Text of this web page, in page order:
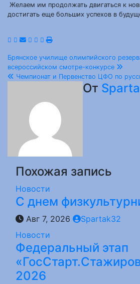
Желаем им продолжать двигаться к
достигать еще больших успехов в
Навигация
по
записям
Брянское училище олимпийского
всероссийском смотре-конкурсе
Чемпионат и Первенство ЦФО по
От
Похожая запись
Новости
С днем
Авг 7, 2026
Spartak32
Новости
Федеральный этап
2026